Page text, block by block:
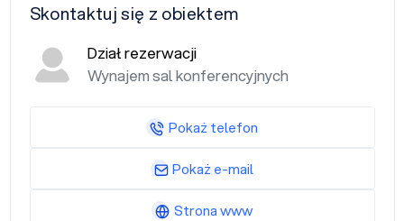
Skontaktuj się z obiektem
Dział rezerwacji
Wynajem sal konferencyjnych
Pokaż telefon
Pokaż e-mail
Strona www